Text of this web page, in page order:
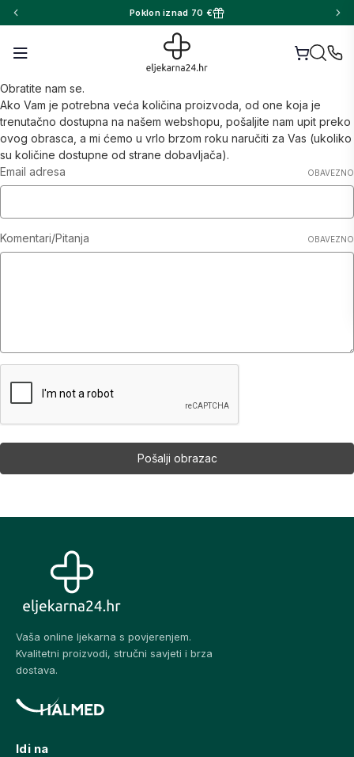
Poklon iznad 70 €
Obratite nam se.
Ako Vam je potrebna veća količina proizvoda, od one koja je
trenutačno dostupna na našem webshopu, pošaljite nam upit preko
ovog obrasca, a mi ćemo u vrlo brzom roku naručiti za Vas (ukoliko
su količine dostupne od strane dobavljača).
Email adresa
OBAVEZNO
Komentari/Pitanja OBAVEZNO
Vaša online ljekarna s povjerenjem.
Kvalitetni proizvodi, stručni savjeti i brza
dostava.
Idi na